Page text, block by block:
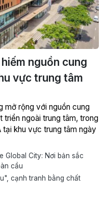
nguồn cung
vực trung tâm
mở rộng với nguồn cung
ngoài trung tâm, trong
tại khu vực trung tâm ngày
Global City: Nơi bản sắc
cầu
cạnh tranh bằng chất